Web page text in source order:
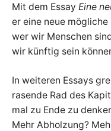
Mit dem Essay Eine
er eine neue
wer wir Menschen
wir künftig sein
In weiteren Essays
rasende Rad des
mal zu Ende zu
Mehr Abholzung?